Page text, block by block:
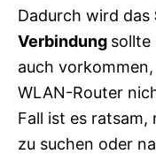
Dadurch wird das
Verbindung sollte
auch
WLAN-Router
Fall ist es ratsam,
zu suchen oder